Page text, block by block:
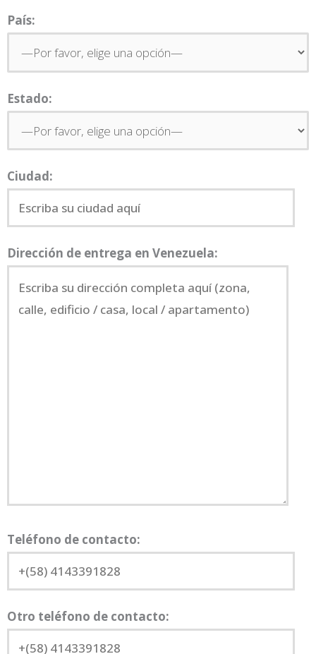
País:
Estado:
Ciudad:
Dirección de entrega en Venezuela:
Teléfono de contacto:
Otro teléfono de contacto: